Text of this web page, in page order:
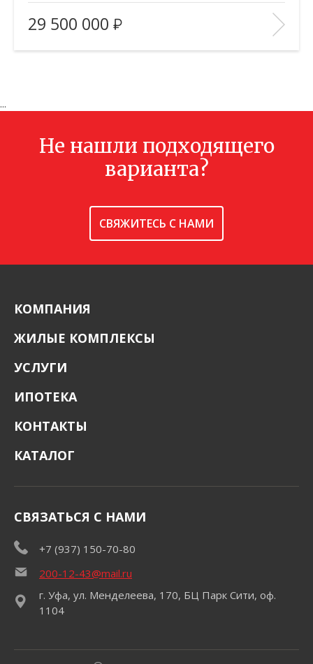
Площадь(общ. /жил. /кухня), м2:
170/105/17
Количество комнат:
4
Этаж:
—/2
29 500 000
...
Не нашли подходящего
варианта?
СВЯЖИТЕСЬ С НАМИ
КОМПАНИЯ
ЖИЛЫЕ КОМПЛЕКСЫ
УСЛУГИ
ИПОТЕКА
КОНТАКТЫ
КАТАЛОГ
СВЯЗАТЬСЯ С НАМИ
+7 (937) 150-70-80
200-12-43@mail.ru
г. Уфа, ул. Менделеева, 170, БЦ Парк Сити, оф.
1104